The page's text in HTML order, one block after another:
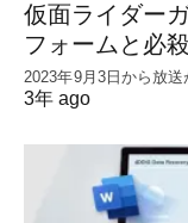
仮面ライダー
フォームと必
2023年9月3日から放
3年 ago